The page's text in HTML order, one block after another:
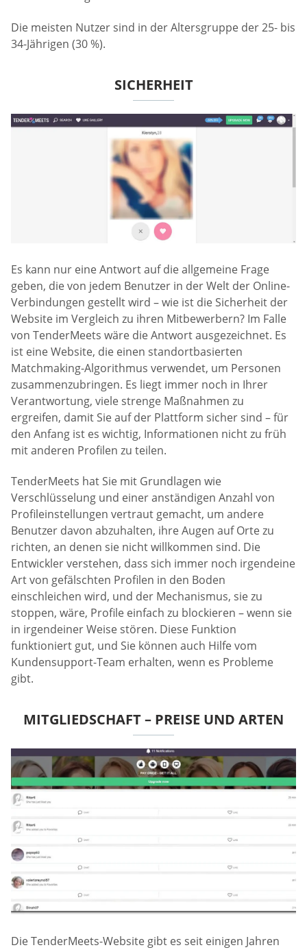
Die meisten Nutzer sind in der Altersgruppe der 25- bis
34-Jährigen (30 %).
SICHERHEIT
Es kann nur eine Antwort auf die allgemeine Frage
geben, die von jedem Benutzer in der Welt der Online-
Verbindungen gestellt wird – wie ist die Sicherheit der
Website im Vergleich zu ihren Mitbewerbern? Im Falle
von TenderMeets wäre die Antwort ausgezeichnet. Es
ist eine Website, die einen standortbasierten
Matchmaking-Algorithmus verwendet, um Personen
zusammenzubringen. Es liegt immer noch in Ihrer
Verantwortung, viele strenge Maßnahmen zu
ergreifen, damit Sie auf der Plattform sicher sind – für
den Anfang ist es wichtig, Informationen nicht zu früh
mit anderen Profilen zu teilen.
TenderMeets hat Sie mit Grundlagen wie
Verschlüsselung und einer anständigen Anzahl von
Profileinstellungen vertraut gemacht, um andere
Benutzer davon abzuhalten, ihre Augen auf Orte zu
richten, an denen sie nicht willkommen sind. Die
Entwickler verstehen, dass sich immer noch irgendeine
Art von gefälschten Profilen in den Boden
einschleichen wird, und der Mechanismus, sie zu
stoppen, wäre, Profile einfach zu blockieren – wenn sie
in irgendeiner Weise stören. Diese Funktion
funktioniert gut, und Sie können auch Hilfe vom
Kundensupport-Team erhalten, wenn es Probleme
gibt.
MITGLIEDSCHAFT – PREISE UND ARTEN
Die TenderMeets-Website gibt es seit einigen Jahren